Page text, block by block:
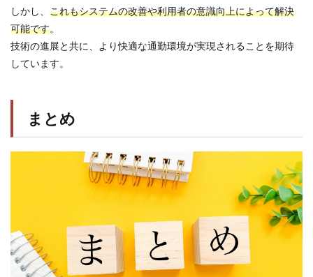
しかし、 これもシステムの改善や利用者の意識向上によって解決
可能です。
技術の進展と共に、より快適な通勤環境が実現されることを期待
しています。
まとめ